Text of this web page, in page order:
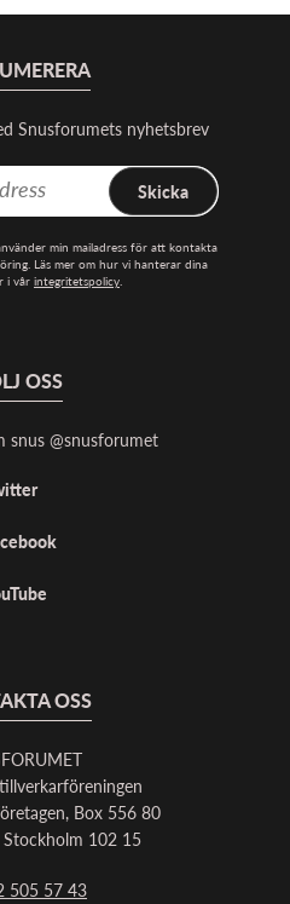
Snusforumets nyhetsbrev
Skicka
min mailadress för att kontakta
Läs mer om hur vi hanterar dina
i vår integritetspolicy.
OSS
snus @snusforumet
OSS
Box 556 80
102 15
505 57 43